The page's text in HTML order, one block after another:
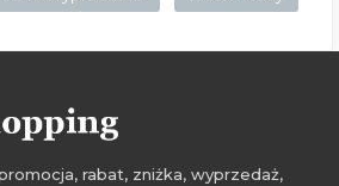
rabat, zniżka, wyprzedaż,